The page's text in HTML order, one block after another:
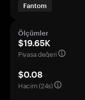
Fantom
Ölçümler
$19.65K
Piyasa değeri
$0.08
Hacim (24s)